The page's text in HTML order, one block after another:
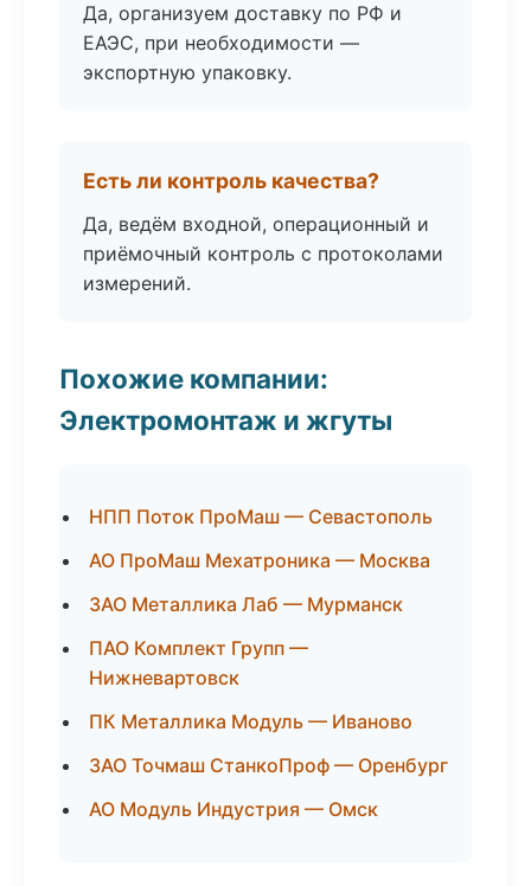
Да, организуем доставку по РФ и
ЕАЭС, при необходимости —
экспортную упаковку.
Есть ли контроль качества?
Да, ведём входной, операционный и
приёмочный контроль с протоколами
измерений.
Похожие компании:
Электромонтаж и жгуты
НПП Поток ПроМаш — Севастополь
АО ПроМаш Мехатроника — Москва
ЗАО Металлика Лаб — Мурманск
ПАО Комплект Групп —
Нижневартовск
ПК Металлика Модуль — Иваново
ЗАО Точмаш СтанкоПроф — Оренбург
АО Модуль Индустрия — Омск